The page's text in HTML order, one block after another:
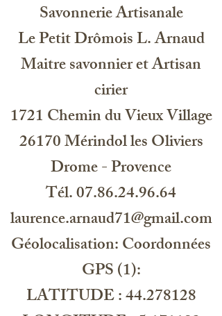
Savonnerie Artisanale
Le Petit Drômois L. Arnaud
Maitre savonnier et Artisan
cirier
1721 Chemin du Vieux Village
26170 Mérindol les Oliviers
Drome - Provence
Tél. 07.86.24.96.64
laurence.arnaud71@gmail.com
Géolocalisation: Coordonnées
GPS (1):
LATITUDE : 44.278128